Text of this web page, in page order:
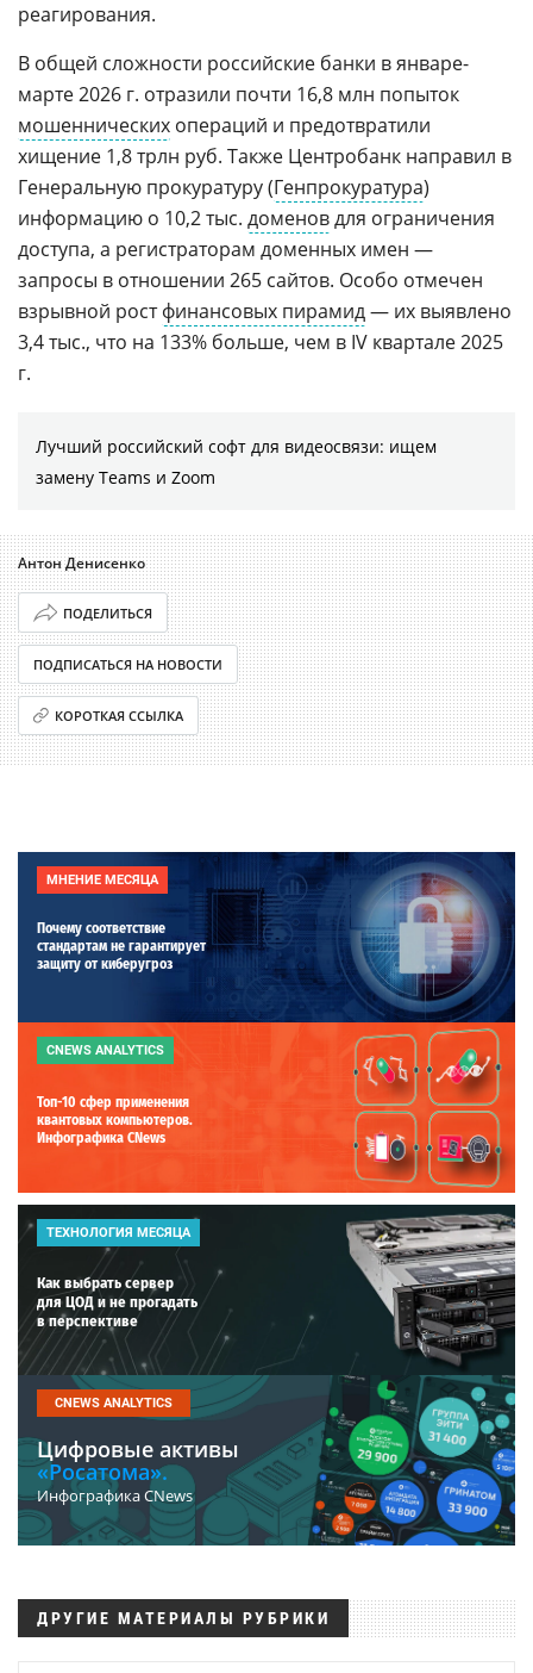
реагирования.
В общей сложности российские банки в январе-
марте 2026 г. отразили почти 16,8 млн попыток
мошеннических операций и предотвратили
хищение 1,8 трлн руб. Также Центробанк направил в
Генеральную прокуратуру (Генпрокуратура)
информацию о 10,2 тыс. доменовдля ограничения
доступа, а регистраторам доменных имен —
запросы в отношении 265 сайтов. Особо отмечен
взрывной ростфинансовых пирамид— их выявлено
3,4 тыс., что на 133% больше, чем в IV квартале 2025
г.
Лучший российский софт для видеосвязи: ищем
замену Teams и Zoom
Антон Денисенко
ПОДЕЛИТЬСЯ
ПОДПИСАТЬСЯ НА НОВОСТИ
КОРОТКАЯ ССЫЛКА
МНЕНИЕ МЕСЯЦА
Почему соответствие
стандартам не гарантирует
защиту от киберугроз
CNEWS ANALYTICS
Топ-10 сфер применения
квантовых компьютеров.
Инфографика CNews
ТЕХНОЛОГИЯ МЕСЯЦА
Как выбрать сервер
для ЦОД и не прогадать
в перспективе
CNEWS ANALYTICS
Цифровые активы
«Росатома».
Инфографика CNews
ДРУГИЕ МАТЕРИАЛЫ РУБРИКИ